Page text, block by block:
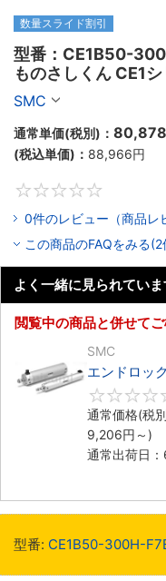
数量スライド割引
型番：CE1B50-
ものさしくん CE1
SMC
通常単価(税別)： 80,878
(税込単価)： 88,966円
0件のレビュー（商品レ
この商品のFAQをみる(2
よく一緒に見られてい
閲覧中の商品と併せて
SMC
エンドロッ
通常価格(税
9,206円 ～)
通常出荷日：
型番: CE1B50-300H-